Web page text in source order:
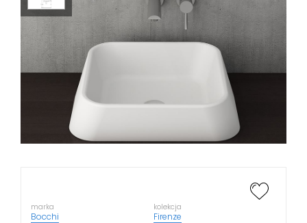
marka
Bocchi
kolekcja
Firenze